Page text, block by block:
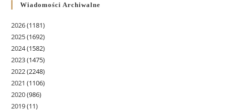
Wiadomości Archiwalne
2026(1181)
2025(1692)
2024(1582)
2023(1475)
2022(2248)
2021 (1106)
2020(986)
2019(11)